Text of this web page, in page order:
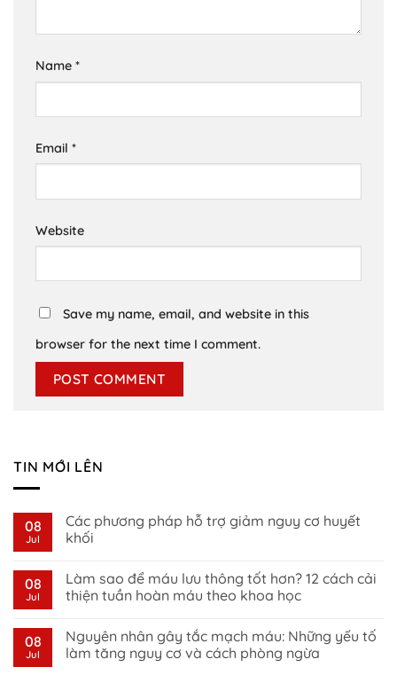
Name *
Email *
Website
Save my name, email, and website in this
browser for the next time I comment.
TIN MỚI LÊN
08
Jul
Các phương pháp hỗ trợ giảm nguy cơ huyết
khối
on
Các
phương
trợ
giảm
nguy
08
Jul
Làm sao để máu lưu thông tốt hơn? 12 cách cải
thiện tuần hoàn máu theo khoa học
on
Làm
sao
08
Jul
Nguyên nhân gây tắc mạch máu: Những yếu tố
làm tăng nguy cơ và cách phòng ngừa